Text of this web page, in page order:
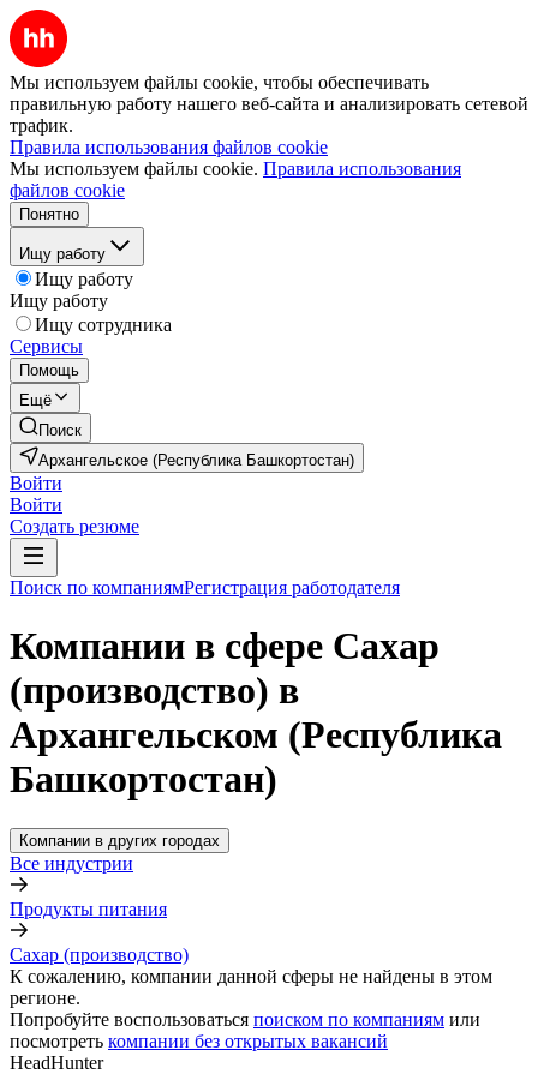
Мы используем файлы cookie, чтобы обеспечивать
правильную работу нашего веб-сайта и анализировать сетевой
трафик.
Правила использования файлов cookie
Мы используем файлы cookie. Правила использования
файлов cookie
Понятно
Ищу работу
Ищу работу
Ищу работу
Ищу сотрудника
Сервисы
Помощь
Ещё
Поиск
Архангельское (Республика Башкортостан)
Войти
Войти
Создать резюме
Поиск по компаниямРегистрация работодателя
Компании в сфере Сахар
(производство) в
Архангельском (Республика
Башкортостан)
Компании в других городах
Все индустрии
Продукты питания
Сахар (производство)
К сожалению, компании данной сферы не найдены в этом
регионе.
Попробуйте воспользоваться поиском по компаниям или
посмотреть компании без открытых вакансий
HeadHunter